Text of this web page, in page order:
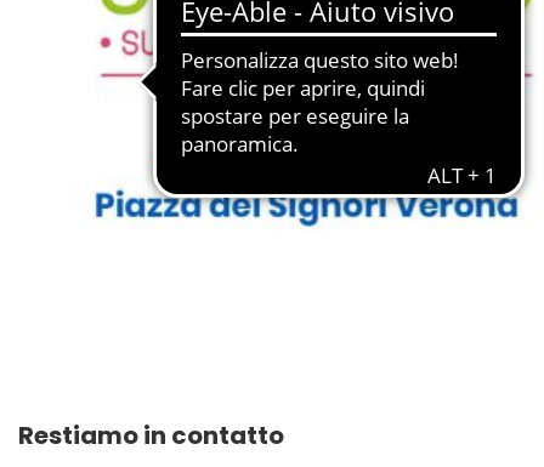
Restiamo in contatto